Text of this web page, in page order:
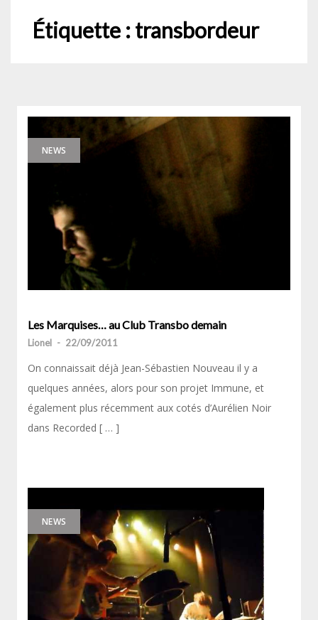
Étiquette :transbordeur
NEWS
Les Marquises… au Club Transbo demain
Lionel - 22/09/2011
On connaissait déjà Jean-Sébastien Nouveau il y a
quelques années, alors pour son projet Immune, et
également plus récemment aux cotés d’Aurélien Noir
dans Recorded [ … ]
NEWS